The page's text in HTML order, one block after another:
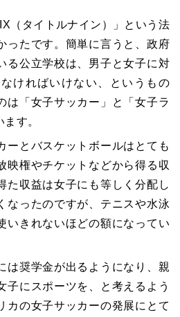
（タイトルナイン）」という法
ったです。簡単に言うと、政府
る公立学校は、男子と女子に対
ければいけない、というもの
は「女子サッカー」と「女子ラ
す。
ーとバスケットボールはとても
映権やチケットなどから得る収
た収益は女子にも等しく分配し
なったのですが、テニスや水泳
いきれないほどの額になってい
は奨学金が出るようになり、親
子にスポーツを、と考えるよう
カの女子サッカーの発展にとて